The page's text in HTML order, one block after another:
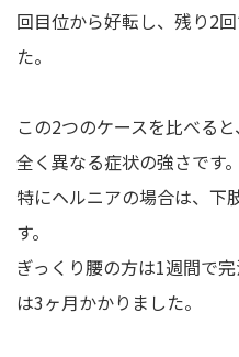
回目位から好転し、残り2
た。
この2つのケースを比べる
全く異なる症状の強さです。
特にヘルニアの場合は、下
す。
ぎっくり腰の方は1週間で
は3ヶ月かかりました。